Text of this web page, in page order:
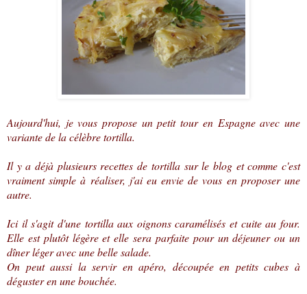
Aujourd'hui, je vous propose un petit tour en Espagne avec une
variante de la célèbre tortilla.
Il y a déjà plusieurs recettes de tortilla sur le blog et comme c'est
vraiment simple à réaliser, j'ai eu envie de vous en proposer une
autre.
Ici il s'agit d'une tortilla aux oignons caramélisés et cuite au four.
Elle est plutôt légère et elle sera parfaite pour un déjeuner ou un
dîner léger avec une belle salade.
On peut aussi la servir en apéro, découpée en petits cubes à
déguster en une bouchée.